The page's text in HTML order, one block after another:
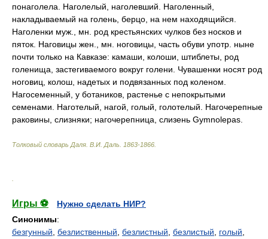
понаголела. Наголелый, наголевший. Наголенный,
накладываемый на голень, берцо, на нем находящийся.
Наголенки муж., мн. род крестьянских чулков без носков и
пяток. Наговицы жен., мн. ноговицы, часть обуви употр. ныне
почти только на Кавказе: камаши, колоши, штиблеты, род
голенища, застегиваемого вокруг голени. Чувашенки носят род
ноговиц, колош, надетых и подвязанных под коленом.
Нагосеменный, у ботаников, растенье с непокрытыми
семенами. Наготелый, нагой, голый, голотелый. Нагочерепные
раковины, слизняки; нагочерепница, слизень Gymnolepas.
Толковый словарь Даля В.И. Даль. 1863-1866
Игры ⚽
Нужно сделать НИР?
Синонимы:
безгунный безлиственный безлистный безлистый голый